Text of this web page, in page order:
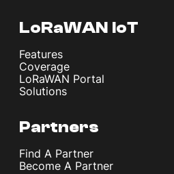
LoRaWAN IoT
Features
Coverage
LoRaWAN Portal
Solutions
Partners
Find A Partner
Become A Partner